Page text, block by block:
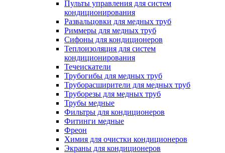
Пульты управления для систем
кондиционирования
Развальцовки для медных труб
Риммеры для медных труб
Сифоны для кондиционеров
Теплоизоляция для систем
кондиционирования
Течеискатели
Трубогибы для медных труб
Труборасширители для медных труб
Труборезы для медных труб
Трубы медные
Фильтры для кондиционеров
Фитинги медные
Фреон
Химия для очистки кондиционеров
Экраны для кондиционеров